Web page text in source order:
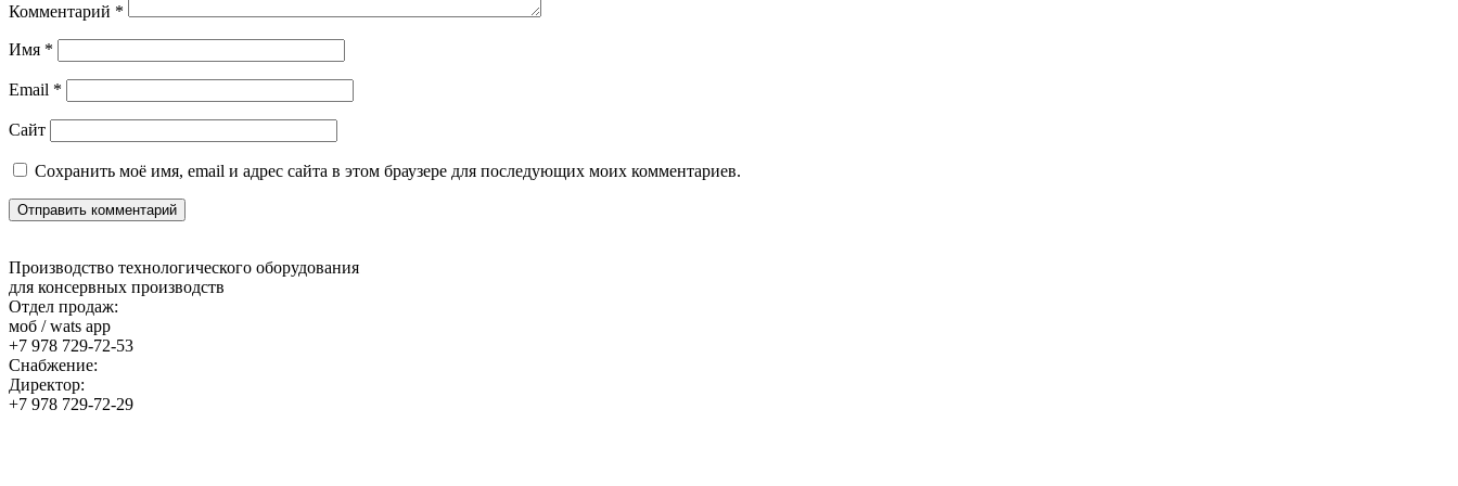
Комментарий *
Имя *
Email *
Сайт
Сохранить моё имя, email и адрес сайта в этом браузере для последующих моих комментариев.
Производство технологического оборудования
для консервных производств
Отдел продаж:
моб / wats app
+7 978 729-72-53
Снабжение:
Директор:
+7 978 729-72-29